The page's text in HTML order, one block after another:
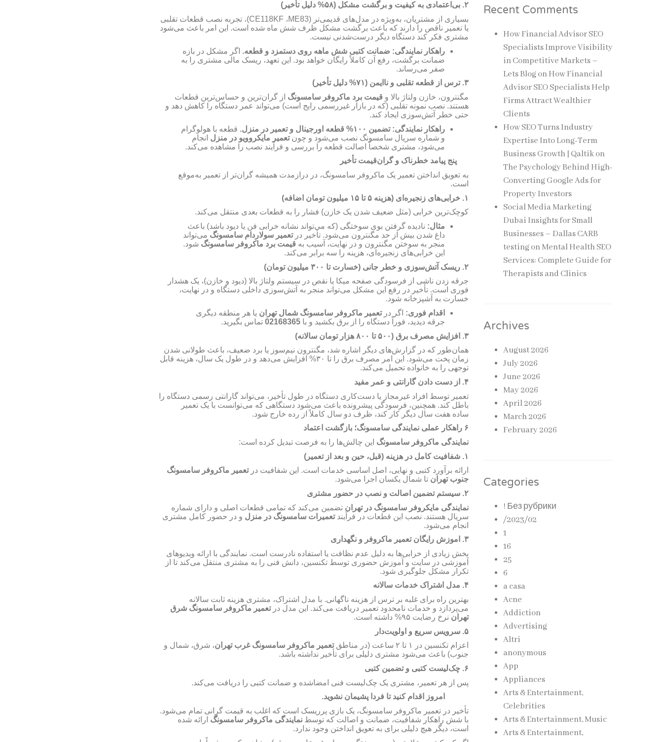
۲. بی‌اعتمادی به کیفیت و برگشت مشکل (۵۸%
دلیل تأخیر)
بسیاری از مشتریان، به‌ویژه در مدل‌های قدیمی‌تر (ME83، CE118KF)، تجربه نصب قطعات تقلبی
یا تعمیر ناقص را دارند که باعث برگشت مشکل ظرف شش ماه شده است. این امر باعث می‌شود
مشتری فکر کند دستگاه دیگر درست‌شدنی نیست.
راهکار نمایندگی: ضمانت کتبیشش ماهه روی دستمزد و قطعه. اگر مشکل در بازه
ضمانت برگشت، رفع آن کاملاً رایگان خواهد بود. این تعهد، ریسک مالی مشتری را به
صفر می‌رساند.
۳. ترس از قطعه تقلبی و ناایمن (۷۱%
دلیل تأخیر)
مگنترون، خازن ولتاژ بالا و قیمت برد ماکروفر سامسونگ از گران‌ترین و حساس‌ترین قطعات
هستند. نصب نمونه تقلبی (که در بازار غیررسمی رایج است) می‌تواند عمر دستگاه را کاهش دهد و
حتی خطر آتش‌سوزی ایجاد کند.
راهکار نمایندگی: تضمین ۱۰۰% قطعه اورجینال و تعمیر در منزل. قطعه با هولوگرام
و شماره سریال سامسونگ نصب می‌شود و چونتعمیر مایکروویو در منزل انجام
می‌شود، مشتری شخصاً اصالت قطعه را بررسی و فرآیند نصب را مشاهده می‌کند.
پنج پیامد خطرناک و گران‌قیمت تأخیر
به تعویق انداختن تعمیر یک ماکروفر سامسونگ، در درازمدت همیشه گران‌تر از تعمیر به‌موقع
است.
۱. خرابی‌های زنجیره‌ای (هزینه۵ تا۱۵ میلیون تومان اضافه)
کوچک‌ترین خرابی (مثل ضعیف شدن یک خازن) فشار را به قطعات بعدی منتقل می‌کند.
مثال: نادیده گرفتن بوی سوختگی (که می‌تواند نشانه خرابی فن یا دیود باشد) باعث
داغ شدن بیش از حد مگنترون می‌شود. تأخیر درتعمیر سولاردام سامسونگ می‌تواند
منجر به سوختن مگنترون و در نهایت، آسیب به قیمت برد ماکروفر سامسونگ شود.
این خرابی‌های زنجیره‌ای، هزینه را سه برابر می‌کند.
۲. ریسک آتش‌سوزی و خطر جانی (خسارت تا ۳۰۰ میلیون تومان)
جرقه زدن ناشی از فرسودگی صفحه میکا یا نقص در سیستم ولتاژ بالا (دیود و خازن)، یک هشدار
فوری است. تأخیر در رفع این مشکل می‌تواند منجر به آتش‌سوزی داخلی دستگاه و در نهایت،
خسارت به آشپزخانه شود.
اقدام فوری: اگر درتعمیر ماکروفر سامسونگ شمال تهران یا هر منطقه دیگری
جرقه دیدید، فوراً دستگاه را از برق بکشید و با02168365 تماس بگیرید.
۳.
افزایش مصرف برق (۵۰۰ تا ۸۰۰ هزار تومان سالانه)
همان‌طور که در گزارش‌های دیگر اشاره شد، مگنترون نیم‌سوز یا برد ضعیف، باعث طولانی شدن
زمان پخت می‌شود. این امر مصرف برق را تا ۳۰%
افزایش می‌دهد و در طول یک سال، هزینه قابل
توجهی را به خانواده تحمیل می‌کند.
۴.
از دست دادن گارانتی و عمر مفید
تعمیر توسط افراد غیرمجاز یا دست‌کاری دستگاه در طول تأخیر، می‌تواند گارانتی رسمی دستگاه را
باطل کند. همچنین، فرسودگی پیشرونده باعث می‌شود دستگاهی که می‌توانست با یک تعمیر
سادههفت سال دیگر کار کند، ظرف دو سال کاملاً از رده خارج شود.
۶ راهکار عملینمایندگی سامسونگ؛ بازگشت اعتماد
نمایندگی ماکروفر سامسونگ این چالش‌ها را به فرصت تبدیل کرده است:
۱. شفافیت کامل در هزینه (قبل، حین و بعد از تعمیر)
ارائه برآورد کتبی و نهایی، اصل اساسی خدمات است. این شفافیت درتعمیر ماکروفر سامسونگ
جنوب تهران تا شمال یکسان اجرا می‌شود.
۲. سیستم تضمین اصالت و نصب در حضور مشتری
نمایندگی مایکروفر سامسونگ در تهران تضمین می‌کند که تمامی قطعات اصلی و دارای شماره
سریال هستند. نصب این قطعات در فرآیندتعمیرات سامسونگ در منزل و در حضور کامل مشتری
انجام می‌شود.
۳.
اموزش رایگان تعمیر ماکروفر و نگهداری
بخش زیادی از خرابی‌ها به دلیل عدم نظافت یا استفاده نادرست است. نمایندگی با ارائه ویدیوهای
آموزشی در سایت و آموزش حضوری توسط تکنسین، دانش فنی را به مشتری منتقل می‌کند تا از
تکرار مشکل جلوگیری شود.
۴. مدل اشتراک خدمات سالانه
بهترین راه برای غلبه بر ترس از هزینه ناگهانی. با مدل اشتراک، مشتری هزینه ثابت سالانه
می‌پردازد و خدمات نامحدود تعمیر دریافت می‌کند. این مدل درتعمیر ماکروفر سامسونگ شرق
تهران نرخ رضایت ۹۵%
داشته است.
۵. سرویس سریع و اولویت‌دار
اعزام تکنسین در
۱ تا ۲ ساعت (در مناطقتعمیر ماکروفر سامسونگ غرب تهران، شرق، شمال و
جنوب) باعث می‌شود مشتری دلیلی برای تأخیر نداشته باشد.
۶. چک‌لیست کتبی و تضمین کتبی
پس از هر تعمیر، مشتری یک چک‌لیست فنی امضاشده و ضمانت کتبی را دریافت می‌کند.
امروز اقدام کنید تا فردا پشیمان نشوید.
تأخیر در تعمیر ماکروفر سامسونگ، یک بازی پرریسک است که اغلب به قیمت گرانی تمام می‌شود.
با شش راهکار شفافیت، ضمانت و اصالت که توسطنمایندگی ماکروفر سامسونگ ارائه شده
است، دیگر هیچ دلیلی برای به تعویق انداختن وجود ندارد.
Recent Comments
How Financial Advisor SEO
Specialists Improve Visibility
in Competitive Markets –
Lets BlogonHow Financial
Advisor SEO Specialists Help
Firms Attract Wealthier
Clients
How SEO Turns Industry
Expertise Into Long-Term
Business Growth | Qaltikon
The Psychology Behind High-
Converting Google Ads for
Property Investors
Social Media Marketing
Dubai Insights for Small
Businesses – Dallas CARB
testingonMental Health SEO
Services: Complete Guide for
Therapists and Clinics
Archives
August 2026
July 2026
June 2026
May 2026
April 2026
March 2026
February 2026
Categories
! Без рубрики
/2023/02
1
16
25
6
a casa
Acne
Addiction
Advertising
Altri
anonymous
App
Appliances
Arts & Entertainment,
Celebrities
Arts & Entertainment, Music
Arts & Entertainment,